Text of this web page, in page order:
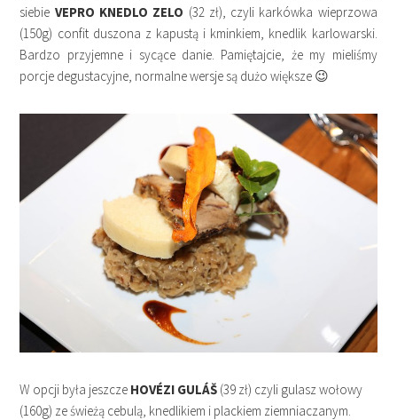
siebie VEPRO KNEDLO ZELO (32 zł), czyli karkówka wieprzowa
(150g) confit duszona z kapustą i kminkiem, knedlik karlowarski.
Bardzo przyjemne i sycące danie. Pamiętajcie, że my mieliśmy
porcje degustacyjne, normalne wersje są dużo większe 😉
W opcji była jeszcze HOVÉZI GULÁŠ (39 zł) czyli gulasz wołowy
(160g) ze świeżą cebulą, knedlikiem i plackiem ziemniaczanym.